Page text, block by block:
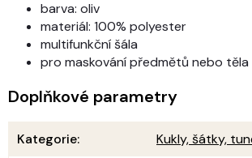
barva: oliv
materiál: 100% polyester
multifunkční šála
pro maskování předmětů nebo těla
Doplňkové parametry
Kategorie:
Kukly, šátky,